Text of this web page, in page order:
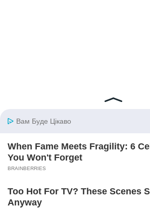
Політика конфіденційності та умови
сайтом (Privacy Policy)